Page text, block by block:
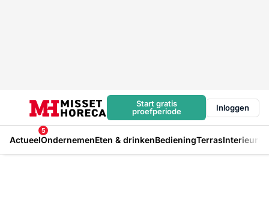
Start gratis
proefperiode
Inloggen
Actueel
5
OndernemenEten & drinkenBedieningTerrasInterieur